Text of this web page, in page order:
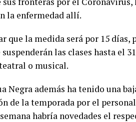
la enfermedad allí.
que la medida será por 15
suspenderán las clases hasta el
o musical.
Negra además ha tenido una
de la temporada por el
habría novedades el